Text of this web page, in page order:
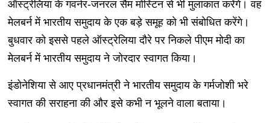
ऑस्ट्रेलिया के गवर्नर-जनरल सैम मोस्टिन से भी मुलाकात करेंगे। वह
मेलबर्न में भारतीय समुदाय के एक बड़े समूह को भी संबोधित करेंगे।
बुधवार को इससे पहले ऑस्ट्रेलिया दौरे पर निकले पीएम मोदी का
मेलबर्न में भारतीय समुदाय ने जोरदार स्वागत किया।
इंडोनेशिया से आए प्रधानमंत्री ने भारतीय समुदाय के गर्मजोशी भरे
स्वागत की सराहना की और इसे कभी न भूलने वाला बताया।